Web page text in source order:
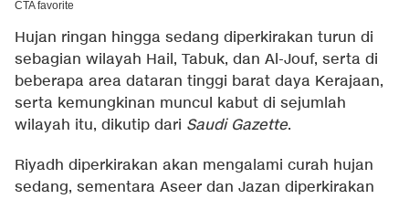
Hujan ringan hingga sedang diperkirakan turun di
sebagian wilayah Hail, Tabuk, dan Al-Jouf, serta di
beberapa area dataran tinggi barat daya Kerajaan,
serta kemungkinan muncul kabut di sejumlah
wilayah itu, dikutip dari Saudi Gazette.
Riyadh diperkirakan akan mengalami curah hujan
sedang, sementara Aseer dan Jazan diperkirakan